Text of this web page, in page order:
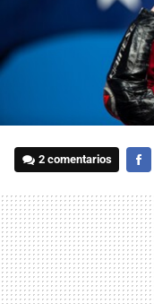
2 comentarios